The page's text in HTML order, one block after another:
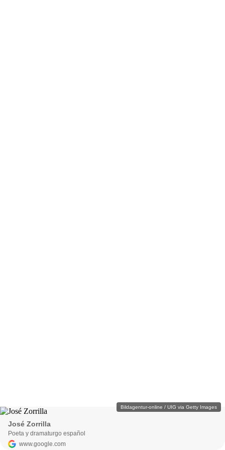
Bildagentur-online / UIG via Getty Images
José Zorrilla
Poeta y dramaturgo español
www.google.com